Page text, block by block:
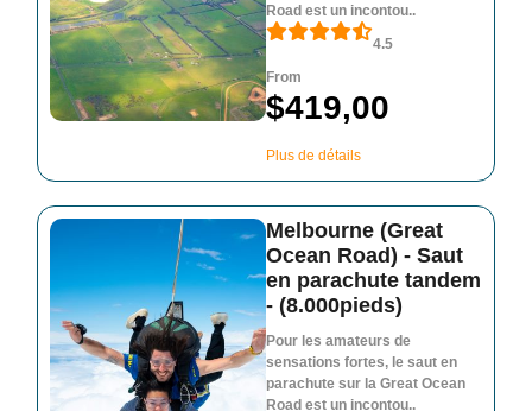
Road est un incontou..
4.5
From
$419,00
Plus de détails
Melbourne (Great
Ocean Road) - Saut
en parachute tandem
- (8.000pieds)
Pour les amateurs de
sensations fortes, le saut en
parachute sur la Great Ocean
Road est un incontou..